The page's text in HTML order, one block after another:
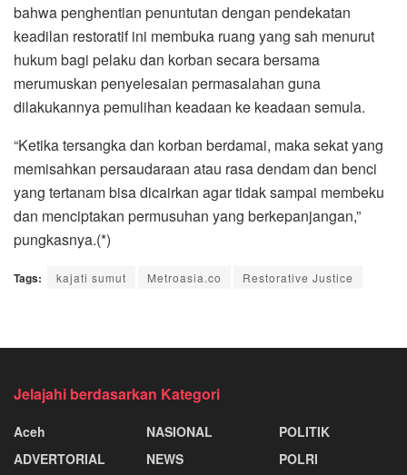
bahwa penghentian penuntutan dengan pendekatan
keadilan restoratif ini membuka ruang yang sah menurut
hukum bagi pelaku dan korban secara bersama
merumuskan penyelesaian permasalahan guna
dilakukannya pemulihan keadaan ke keadaan semula.
“Ketika tersangka dan korban berdamai, maka sekat yang
memisahkan persaudaraan atau rasa dendam dan benci
yang tertanam bisa dicairkan agar tidak sampai membeku
dan menciptakan permusuhan yang berkepanjangan,”
pungkasnya.(*)
Tags: kajati sumut Metroasia.co Restorative Justice
Jelajahi berdasarkan Kategori
Aceh
ADVERTORIAL
NASIONAL
NEWS
POLITIK
POLRI